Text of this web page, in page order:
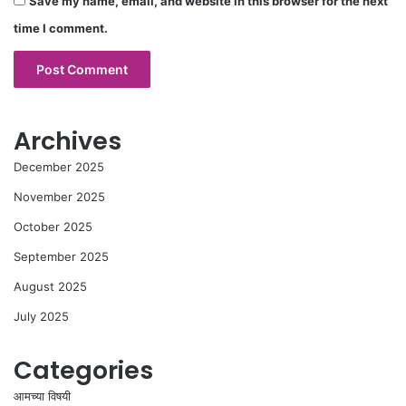
time I comment.
Archives
December 2025
November 2025
October 2025
September 2025
August 2025
July 2025
Categories
आमच्या विषयी